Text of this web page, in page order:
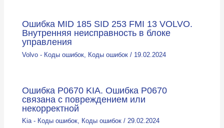
Ошибка MID 185 SID 253 FMI 13 VOLVO.
Внутренняя неисправность в блоке
управления
Volvo - Коды ошибок Коды ошибок / 19.02.2024
Ошибка P0670 KIA. Ошибка Р0670
связана с повреждением или
некорректной
Kia - Коды ошибок, Коды ошибок /29.02.2024